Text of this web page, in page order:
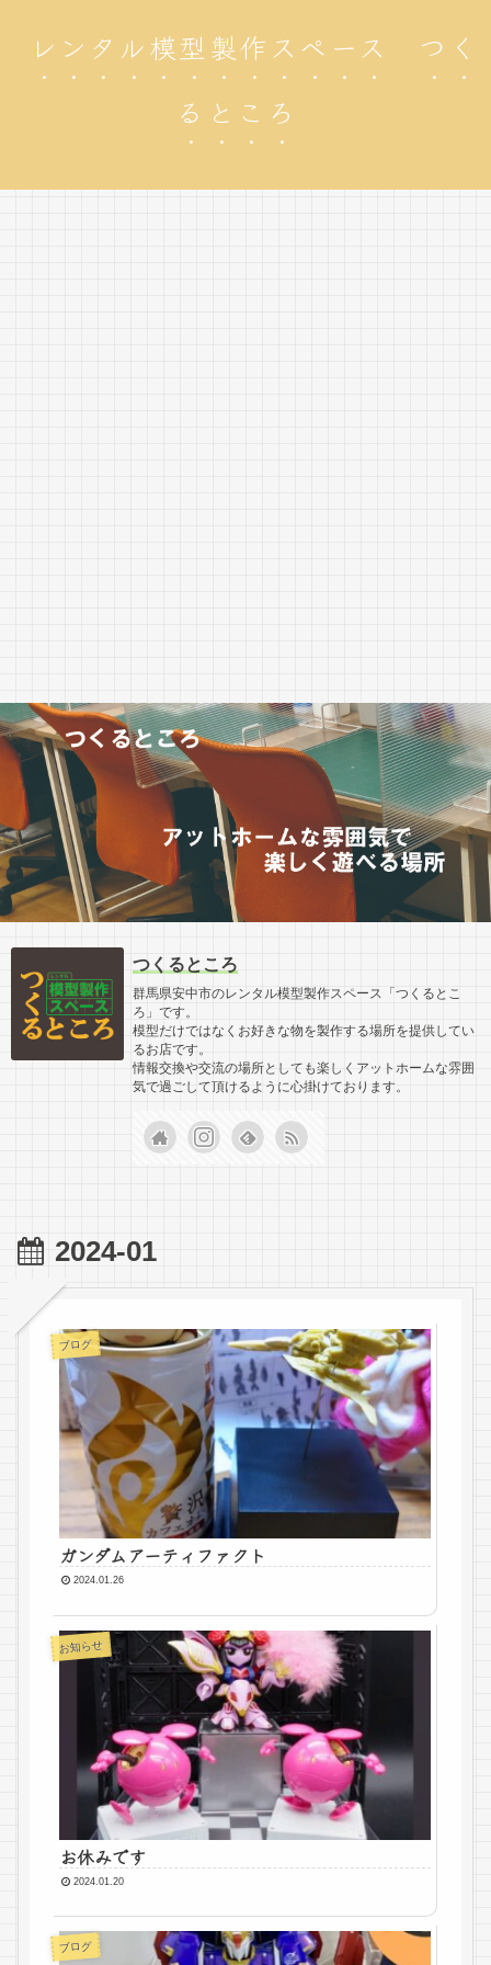
レンタル模型製作スペース つく
るところ
つくるところ
群馬県安中市のレンタル模型製作スペース「つくるとこ
ろ」です。
模型だけではなくお好きな物を製作する場所を提供してい
るお店です。
情報交換や交流の場所としても楽しくアットホームな雰囲
気で過ごして頂けるように心掛けております。
2024-01
ブログ
ガンダムアーティファクト
2024.01.26
お知らせ
お休みです
2024.01.20
ブログ